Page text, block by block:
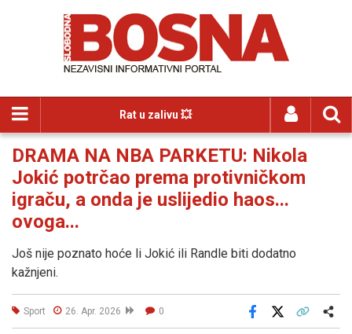
Rat u zalivu 💥
DRAMA NA NBA PARKETU: Nikola
Jokić potrčao prema protivničkom
igraču, a onda je uslijedio haos...
ovoga...
Još nije poznato hoće li Jokić ili Randle biti dodatno
kažnjeni.
Sport 26. Apr. 2026 0
Facebook